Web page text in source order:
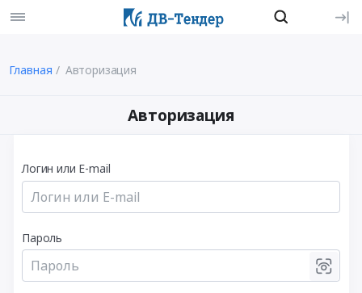
Главная Авторизация
Авторизация
Логин или E-mail
Пароль